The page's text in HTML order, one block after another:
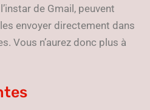
de Gmail, peuvent
envoyer directement dans
Vous n’aurez donc plus à